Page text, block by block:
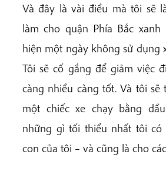
Và đây là vài điều mà tôi sẽ
làm cho quận Phía Bắc xanh
hiện một ngày không sử dụng
Tôi sẽ cố gắng để giảm việc
càng nhiều càng tốt. Và tôi sẽ
một chiếc xe chạy bằng
những gì tối thiểu nhất tôi có
con của tôi – và cũng là cho